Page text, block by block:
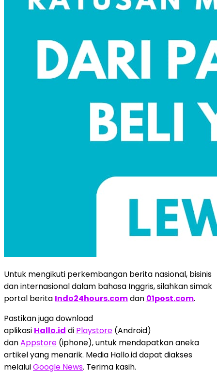
Untuk mengikuti perkembangan berita nasional, bisinis
dan internasional dalam bahasa Inggris, silahkan simak
portal berita Indo24hours.comdan 01post.com.
Pastikan juga download
aplikasi Hallo.id di Playstore (Android)
danAppstore (iphone), untuk mendapatkan aneka
artikel yang menarik. Media Hallo.id dapat diakses
melaluiGoogle News. Terima kasih.